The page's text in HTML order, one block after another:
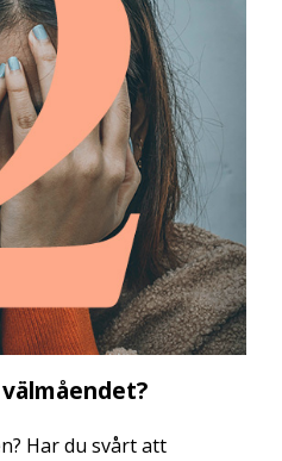
Har du svårt att